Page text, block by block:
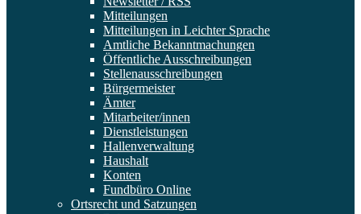
Mitteilungen
Mitteilungen in Leichter Sprache
Amtliche Bekanntmachungen
Öffentliche Ausschreibungen
Stellenausschreibungen
Bürgermeister
Ämter
Mitarbeiter/innen
Dienstleistungen
Hallenverwaltung
Haushalt
Konten
Fundbüro Online
Ortsrecht und Satzungen